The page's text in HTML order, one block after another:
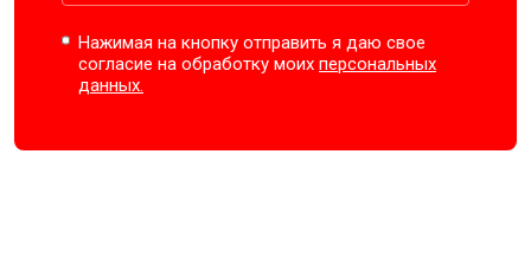
Нажимая на кнопку отправить я даю свое
согласие на обработку моихперсональных
данных.